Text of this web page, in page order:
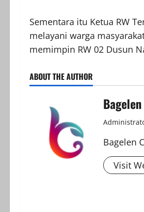
Sementara itu Ketua RW
melayani warga
memimpin RW 02 Dusun
ABOUT THE AUTHOR
Bagelen
Visit